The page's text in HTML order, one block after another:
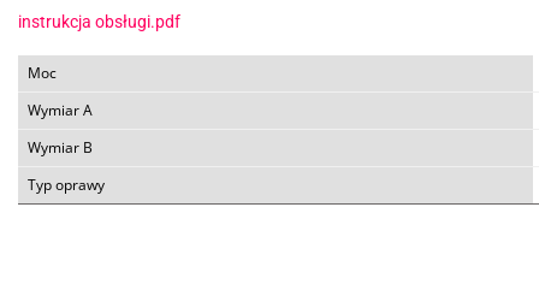
instrukcja obsługi.pdf
Moc
Wymiar A
Wymiar B
Typ oprawy